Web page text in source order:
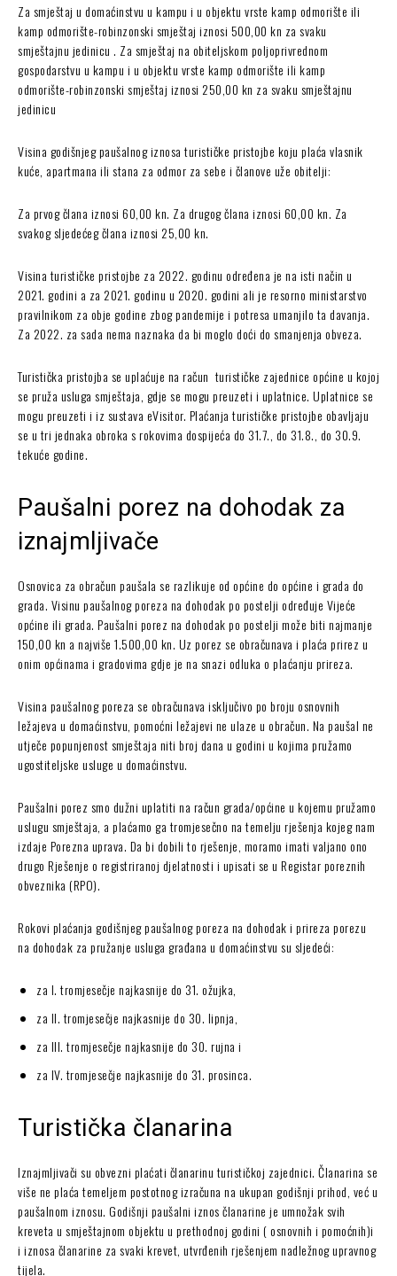
Za smještaj u domaćinstvu u kampu i u objektu vrste kamp odmorište ili
kamp odmorište-robinzonski smještaj iznosi 500,00 kn za svaku
smještajnu jedinicu . Za smještaj na obiteljskom poljoprivrednom
gospodarstvu u kampu i u objektu vrste kamp odmorište ili kamp
odmorište-robinzonski smještaj iznosi 250,00 kn za svaku smještajnu
jedinicu
Visina godišnjeg paušalnog iznosa turističke pristojbe koju plaća vlasnik
kuće, apartmana ili stana za odmor za sebe i članove uže obitelji:
Za prvog člana iznosi 60,00 kn. Za drugog člana iznosi 60,00 kn. Za
svakog sljedećeg člana iznosi 25,00 kn.
Visina turističke pristojbe za 2022. godinu određena je na isti način u
2021. godini a za 2021. godinu u 2020. godini ali je resorno ministarstvo
pravilnikom za obje godine zbog pandemije i potresa umanjilo ta davanja.
Za 2022. za sada nema naznaka da bi moglo doći do smanjenja obveza.
Turistička pristojba se uplaćuje na račun turističke zajednice općine u kojoj
se pruža usluga smještaja, gdje se mogu preuzeti i uplatnice. Uplatnice se
mogu preuzeti i iz sustava eVisitor. Plaćanja turističke pristojbe obavljaju
se u tri jednaka obroka s rokovima dospijeća do 31.7., do 31.8., do 30.9.
tekuće godine.
Paušalni porez na dohodak za
iznajmljivače
Osnovica za obračun paušala se razlikuje od općine do općine i grada do
grada. Visinu paušalnog poreza na dohodak po postelji određuje Vijeće
općine ili grada. Paušalni porez na dohodak po postelji može biti najmanje
150,00 kn a najviše 1.500,00 kn. Uz porez se obračunava i plaća prirez u
onim općinama i gradovima gdje je na snazi odluka o plaćanju prireza.
Visina paušalnog poreza se obračunava isključivo po broju osnovnih
ležajeva u domaćinstvu, pomoćni ležajevi ne ulaze u obračun. Na paušal ne
utječe popunjenost smještaja niti broj dana u godini u kojima pružamo
ugostiteljske usluge u domaćinstvu.
Paušalni porez smo dužni uplatiti na račun grada/općine u kojemu pružamo
uslugu smještaja, a plaćamo ga tromjesečno na temelju rješenja kojeg nam
izdaje Porezna uprava. Da bi dobili to rješenje, moramo imati valjano ono
drugo Rješenje o registriranoj djelatnosti i upisati se u Registar poreznih
obveznika (RPO).
Rokovi plaćanja godišnjeg paušalnog poreza na dohodak i prireza porezu
na dohodak za pružanje usluga građana u domaćinstvu su sljedeći:
za I. tromjesečje najkasnije do 31. ožujka,
za II. tromjesečje najkasnije do 30. lipnja,
za III. tromjesečje najkasnije do 30. rujna i
za IV. tromjesečje najkasnije do 31. prosinca.
Turistička članarina
Iznajmljivači su obvezni plaćati članarinu turističkoj zajednici. Članarina se
više ne plaća temeljem postotnog izračuna na ukupan godišnji prihod, već u
paušalnom iznosu. Godišnji paušalni iznos članarine je umnožak svih
kreveta u smještajnom objektu u prethodnoj godini ( osnovnih i pomoćnih)i
i iznosa članarine za svaki krevet, utvrđenih rješenjem nadležnog upravnog
tijela.